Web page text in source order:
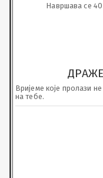
Навршава се
Вријеме које пролази
на тебе.